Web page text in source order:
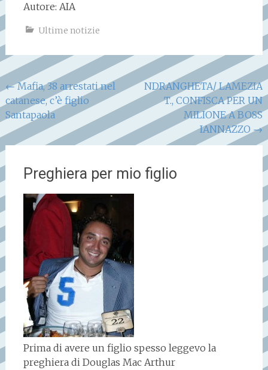
Autore: AIA
Ultime notizie
Navigazione
articoli
←Mafia, 38 arrestati nel
catanese, c’è figlio
Santapaola
NDRANGHETA/ LAMEZIA
T., CONFISCA PER UN
MILIONE A BOSS
IANNAZZO→
Preghiera per mio figlio
Prima di avere un figlio spesso leggevo la
preghiera di Douglas Mac Arthur